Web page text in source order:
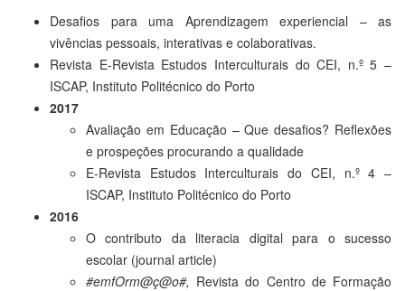
Desafios para uma Aprendizagem experiencial – as
vivências pessoais, interativas e colaborativas.
Revista E-Revista Estudos Interculturais do CEI, n.º 5 –
ISCAP, Instituto Politécnico do Porto
2017
Avaliação em Educação – Que desafios? Reflexões
e prospeções procurando a qualidade
E-Revista Estudos Interculturais do CEI, n.º 4 –
ISCAP, Instituto Politécnico do Porto
2016
O contributo da literacia digital para o sucesso
escolar (journal article)
#emfOrm@ç@o#, Revista do Centro de Formação